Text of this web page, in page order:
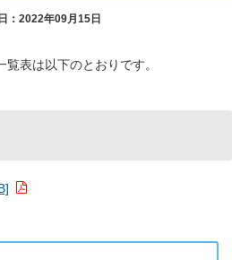
： 2022年09月15日
表は以下のとおりです。